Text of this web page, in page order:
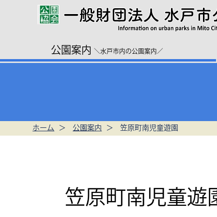
公園案内 ＼水戸市内の公園案内／
ホーム 公園案内 笠原町南児童遊園
笠原町南児童遊